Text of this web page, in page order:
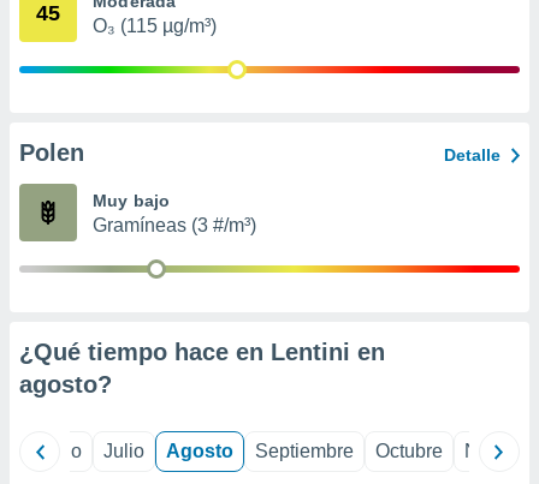
publicidad
de
1199
45
O₃ (115 µg/m³)
Polen Detalle
Muy bajo
Gramíneas (3 #/m³)
¿Qué tiempo hace en Lentini en
agosto?
Junio Julio Agosto Septiembre Octubre